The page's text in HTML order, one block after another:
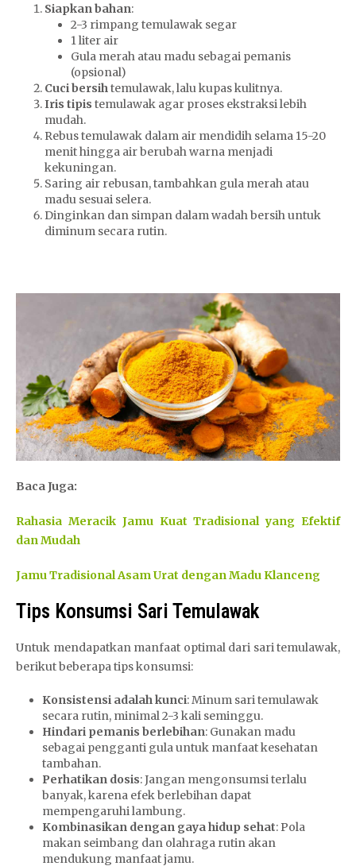
Siapkan bahan:
2-3 rimpang temulawak segar
1 liter air
Gula merah atau madu sebagai pemanis
(opsional)
Cuci bersih temulawak, lalu kupas kulitnya.
Iris tipis temulawak agar proses ekstraksi lebih
mudah.
Rebus temulawak dalam air mendidih selama 15-20
menit hingga air berubah warna menjadi
kekuningan.
Saring air rebusan, tambahkan gula merah atau
madu sesuai selera.
Dinginkan dan simpan dalam wadah bersih untuk
diminum secara rutin.
Baca Juga:
Rahasia Meracik Jamu Kuat Tradisional yang Efektif
dan Mudah
Jamu Tradisional Asam Urat dengan Madu Klanceng
Tips Konsumsi Sari Temulawak
Untuk mendapatkan manfaat optimal dari sari temulawak,
berikut beberapa tips konsumsi:
Konsistensi adalah kunci: Minum sari temulawak
secara rutin, minimal 2-3 kali seminggu.
Hindari pemanis berlebihan: Gunakan madu
sebagai pengganti gula untuk manfaat kesehatan
tambahan.
Perhatikan dosis: Jangan mengonsumsi terlalu
banyak, karena efek berlebihan dapat
mempengaruhi lambung.
Kombinasikan dengan gaya hidup sehat: Pola
makan seimbang dan olahraga rutin akan
mendukung manfaat jamu.